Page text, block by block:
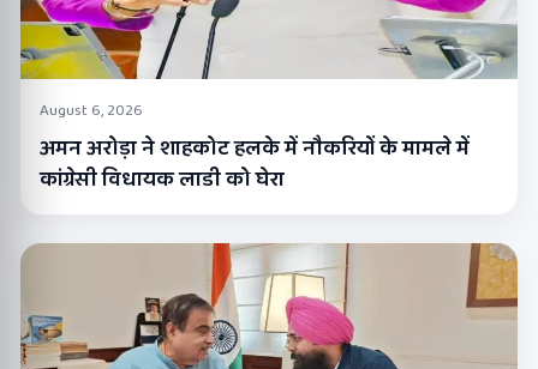
August 6, 2026
अमन अरोड़ा ने शाहकोट हलके में नौकरियों के मामले में
कांग्रेसी विधायक लाडी को घेरा